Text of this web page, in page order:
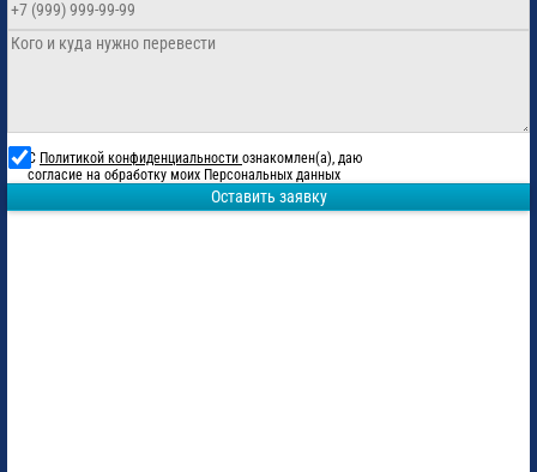
С Политикой конфиденциальности ознакомлен(а), даю
согласие на обработку моих Персональных данных
Оставить заявку